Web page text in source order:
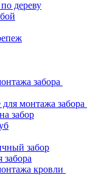
дереву
забора
монтажа забора
забор
забор
кровли